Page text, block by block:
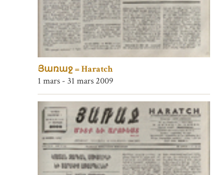
Յառաջ = Haratch
1 mars - 31 mars 2009